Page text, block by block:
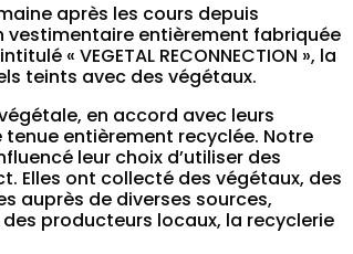
après les cours depuis
vestimentaire entièrement fabriquée
« VEGETAL RECONNECTION », la
teints avec des végétaux.
en accord avec leurs
entièrement recyclée. Notre
leur choix d’utiliser des
Elles ont collecté des végétaux, des
auprès de diverses sources,
des producteurs locaux, la recyclerie